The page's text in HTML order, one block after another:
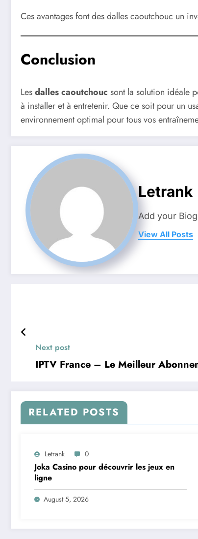
Ces avantages font des dalles caoutchouc un
Conclusion
Lesdalles caoutchouc sont la solution idéale
à installer et à entretenir. Que ce soit pour un
environnement optimal pour tous vos
Letrank
Add your
View All Posts
Next post
IPTV France – Le Meilleur
RELATED POSTS
Letrank 0
Joka Casino pour découvrir les jeux en
ligne
August 5, 2026